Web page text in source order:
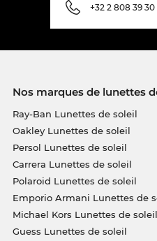
+32 2 808 39 30
Nos marques de lunettes
Ray-Ban Lunettes de soleil
Oakley Lunettes de soleil
Persol Lunettes de soleil
Carrera Lunettes de soleil
Polaroid Lunettes de soleil
Emporio Armani Lunettes de
Michael Kors Lunettes de soleil
Guess Lunettes de soleil